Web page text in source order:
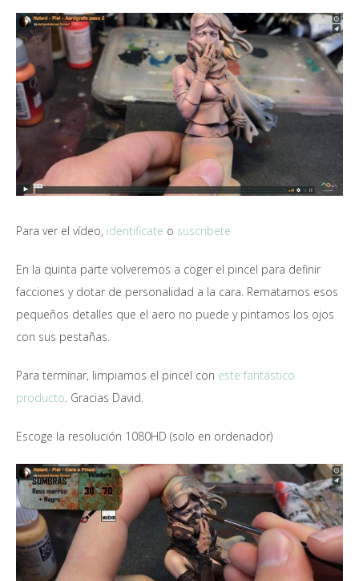
Para ver el vídeo, identificate o suscribete
En la quinta parte volveremos a coger el pincel para definir
facciones y dotar de personalidad a la cara. Rematamos esos
pequeños detalles que el aero no puede y pintamos los ojos
con sus pestañas.
Para terminar, limpiamos el pincel con este fantástico
producto. Gracias David.
Escoge la resolución 1080HD (solo en ordenador)